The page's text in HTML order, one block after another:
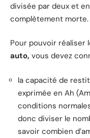
divisée par deux et
complètement morte.
Pour pouvoir réaliser
auto, vous devez
la capacité de
exprimée en Ah
conditions
donc diviser le
savoir combien